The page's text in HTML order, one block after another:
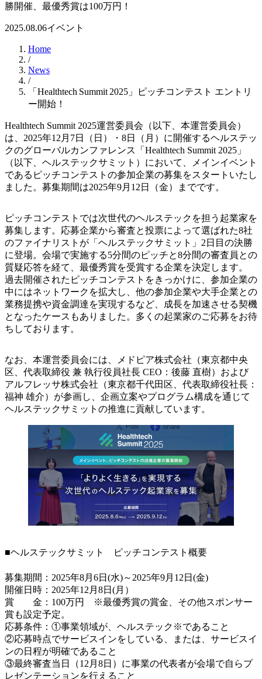
勝開催、最優秀賞は100万円！
2025.08.06イベント
Home
/
News
/
「Healthtech Summit 2025」ピッチコンテスト エントリ
ー開始！
Healthtech Summit 2025運営委員会（以下、本運営委員会）
は、2025年12月7日（日）・8日（月）に開催するヘルステッ
クのグローバルカンファレンス「Healthtech Summit 2025」
（以下、ヘルステックサミット）において、メインイベント
であるピッチコンテストの参加企業の募集をスタートいたし
ました。募集期間は2025年9月12日（金）までです。
ピッチコンテストでは次世代のヘルステックを担う起業家を
募集します。応募企業から審査と投票によって選ばれた8社
のファイナリストが「ヘルステックサミット」2日目の決勝
に登場。会場で実施する5分間のピッチと8分間の審査員との
質疑応答を経て、最優秀賞を受賞する企業を決定します。
過去開催されたピッチコンテストをきっかけに、参加企業の
中にはネットワークを拡大し、他の参加企業や大手企業との
業務提携や資金調達を実現するなど、成長を加速させる契機
となったケースもありました。多くの起業家のご応募をお待
ちしております。
なお、本運営委員会には、メドピア株式会社（東京都中央
区、代表取締役 兼 執行役員社長 CEO：後藤 直樹）および
アルフレッサ株式会社（東京都千代田区、代表取締役社長：
福神 雄介）が参画し、企画立案やプログラム構成を通じて
ヘルステックサミットの推進に貢献しています。
■ヘルステックサミット ピッチコンテスト概要
募集期間：2025年8月6日(水)～2025年9月12日(金)
開催日時：2025年12月8日(月）
賞 金：100万円 ※最優秀賞の賞金、その他スポンサー
賞も設定予定。
応募条件：①事業領域が、ヘルステック※であること
②応募時点でサービスインをしている、または、サービスイ
ンの日程が明確であること
③最終審査当日（12月8日）に事業の代表者が会場で自らプ
レゼンテーションを行えること